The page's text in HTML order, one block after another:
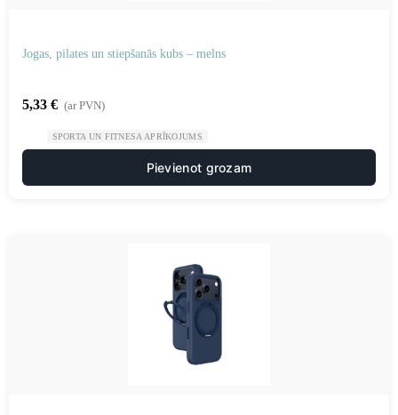
Jogas, pilates un stiepšanās kubs – melns
5,33 € (ar PVN)
SPORTA UN FITNESA APRĪKOJUMS
Pievienot grozam